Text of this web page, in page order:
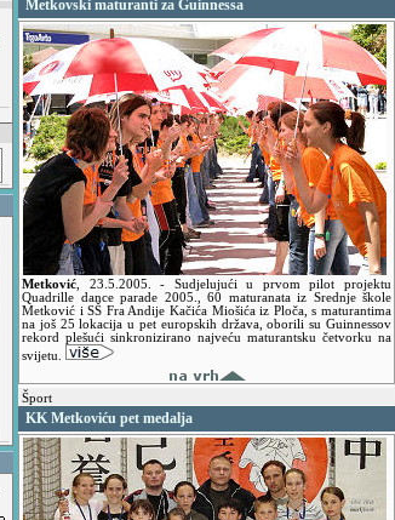
Metkovski maturanti za Guinnessa
Metković 23.5.2005.- Sudjelujući u prvom pilot projektu
Quadrille dance parade 2005., 60 maturanata iz Srednje škole
Metković i SŠ Fra Andije Kačića Miošića iz Ploča, s maturantima
na još 25 lokacija u pet europskih država, oborili su Guinnessov
rekord plešući sinkronizirano najveću maturantsku četvorku na
svijetu.
Šport
KK Metkoviću pet medalja